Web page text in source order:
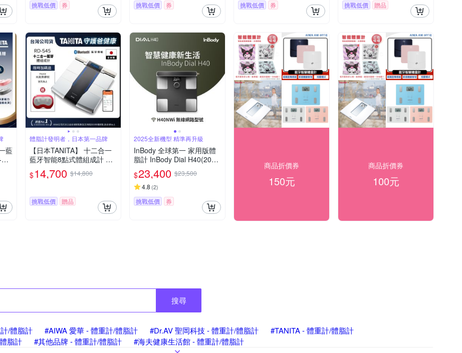
挑戰低價 券 挑戰低價 券 挑戰低價 券 挑戰低價 贈品
藍
體脂計發明者，日本第一品牌
【日本TANITA】 十二合一
藍牙智能8點式體組成計 RD
-545(日本製)-台灣公司貨
$14,700 $14,800
挑戰低價 贈品
2025全新機型 精準再升級
InBody 全球第一 家用版體
脂計 InBody Dial H40(2025
旗艦機/用科學管理健康)
$23,400 $23,500
4.8 (2)
挑戰低價 券
商品折價券
150元
商品折價券
100元
搜尋
/體脂計 #AIWA 愛華 - 體重計/體脂計 #Dr.AV 聖岡科技 - 體重計/體脂計
#TANITA - 體重計/體脂計
脂計
#其他品牌 - 體重計/體脂計 #海夫健康生活館 - 體重計/體脂計